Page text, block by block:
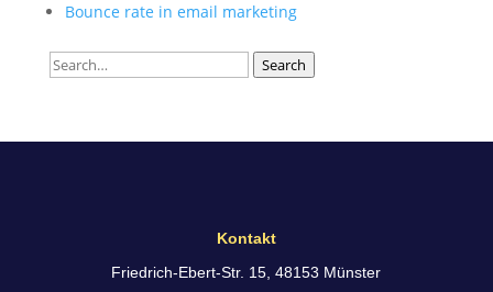
Bounce rate in email marketing
Search Search
Kontakt
Friedrich-Ebert-Str. 15, 48153 Münster